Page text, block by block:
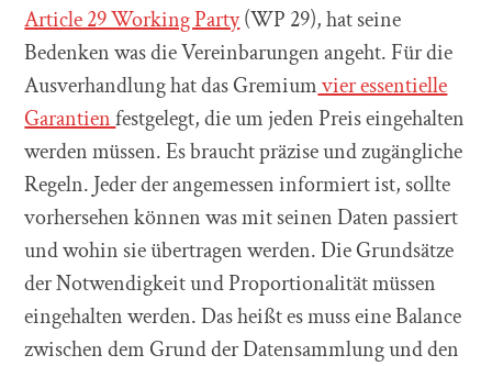
Article 29 Working Party(WP 29), hat seine
Bedenken was die Vereinbarungen angeht. Für die
Ausverhandlung hat das Gremiumvier essentielle
Garantienfestgelegt, die um jeden Preis eingehalten
werden müssen. Es braucht präzise und zugängliche
Regeln. Jeder der angemessen informiert ist, sollte
vorhersehen können was mit seinen Daten passiert
und wohin sie übertragen werden. Die Grundsätze
der Notwendigkeit und Proportionalität müssen
eingehalten werden. Das heißt es muss eine Balance
zwischen dem Grund der Datensammlung und den